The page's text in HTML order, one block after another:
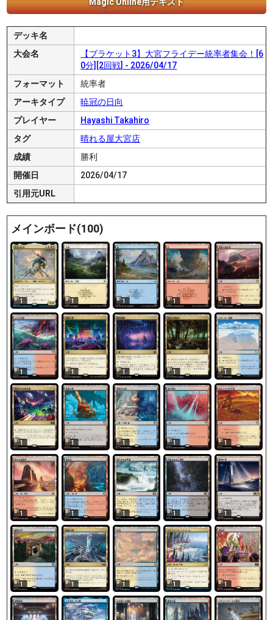
デッキ名
大会名
【ブラケット3】大宮フライデー統率者集会！[6
0分][2回戦] - 2026/04/17
フォーマット
統率者
アーキタイプ
暁冠の日向
プレイヤー
Hayashi Takahiro
タグ
晴れる屋大宮店
成績
勝利
開催日
2026/04/17
引用元URL
メインボード(100)
1 1 1 1 1
1 1 1 1 1
1 1 1 1 1
1 1 1 1 1
1 1 1 1 1